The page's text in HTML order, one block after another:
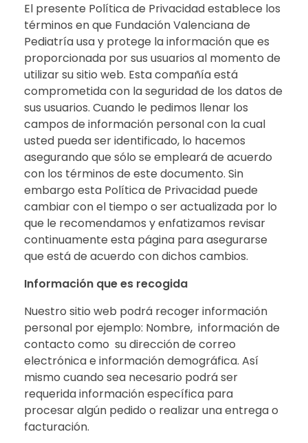
El presente Política de Privacidad establece los
términos en que Fundación Valenciana de
Pediatría usa y protege la información que es
proporcionada por sus usuarios al momento de
utilizar su sitio web. Esta compañía está
comprometida con la seguridad de los datos de
sus usuarios. Cuando le pedimos llenar los
campos de información personal con la cual
usted pueda ser identificado, lo hacemos
asegurando que sólo se empleará de acuerdo
con los términos de este documento. Sin
embargo esta Política de Privacidad puede
cambiar con el tiempo o ser actualizada por lo
que le recomendamos y enfatizamos revisar
continuamente esta página para asegurarse
que está de acuerdo con dichos cambios.
Información que es recogida
Nuestro sitio web podrá recoger información
personal por ejemplo: Nombre, información de
contacto como su dirección de correo
electrónica e información demográfica. Así
mismo cuando sea necesario podrá ser
requerida información específica para
procesar algún pedido o realizar una entrega o
facturación.